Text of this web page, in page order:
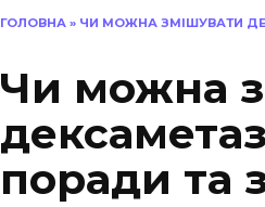
ГОЛОВНА » ЧИ МОЖНА ЗМІШУВАТИ
Чи можна
поради та